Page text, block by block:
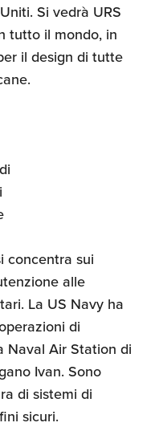
Si vedrà URS
tutto il mondo, in
il design di tutte
concentra sui
alle
La US Navy ha
di
Naval Air Station di
Ivan. Sono
di sistemi di
sicuri.